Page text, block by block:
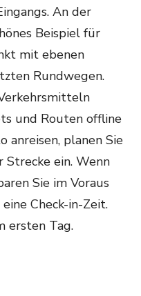
An der
Beispiel für
mit ebenen
Rundwegen.
und Routen offline
anreisen, planen Sie
Strecke ein. Wenn
Sie im Voraus
Check-in-Zeit.
ersten Tag.